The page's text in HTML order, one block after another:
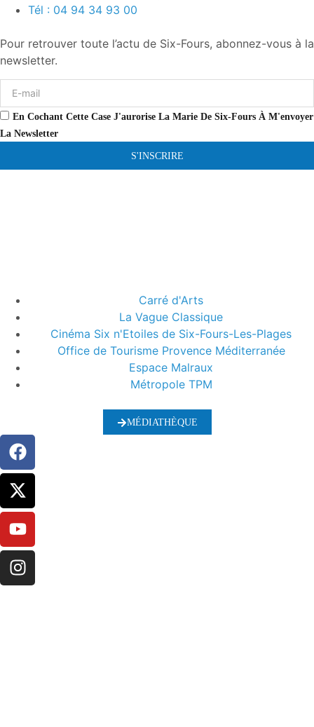
Tél : 04 94 34 93 00
Pour retrouver toute l’actu de Six-Fours, abonnez-vous à la
newsletter.
En Cochant Cette Case J'aurorise La Marie De Six-Fours À M'envoyer
La Newsletter
S'INSCRIRE
Carré d'Arts
La Vague Classique
Cinéma Six n'Etoiles de Six-Fours-Les-Plages
Office de Tourisme Provence Méditerranée
Espace Malraux
Métropole TPM
MÉDIATHÈQUE